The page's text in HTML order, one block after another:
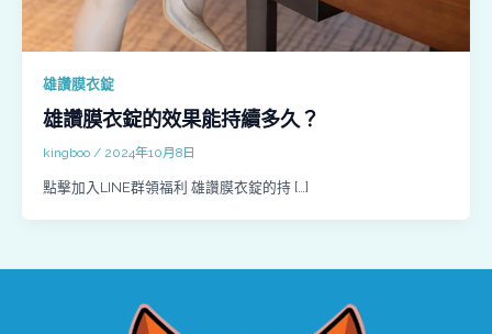
雄讚膜衣錠
雄讚膜衣錠的效果能持續多久？
kingboo / 2024年10月8日
點擊加入LINE群領福利 雄讚膜衣錠的持 […]